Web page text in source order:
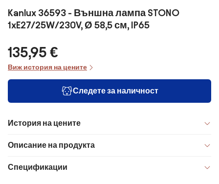
Kanlux 36593 - Външна лампа STONO
1xE27/25W/230V, Ø 58,5 см, IP65
135,95 €
Виж история на цените
Следете за наличност
История на цените
Описание на продукта
Спецификации